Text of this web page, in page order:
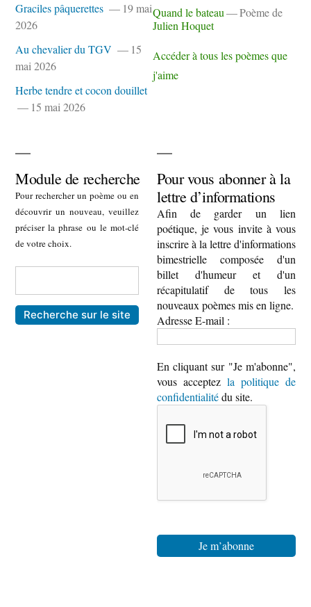
Graciles pâquerettes
19 mai
2026
Au chevalier du TGV
15
mai 2026
Herbe tendre et cocon douillet
15 mai 2026
Quand le bateau
Poème de
Julien Hoquet
Accéder à tous les poèmes que
j'aime
Module de recherche
Pour rechercher un poème ou en
découvrir un nouveau, veuillez
préciser la phrase ou le mot-clé
de votre choix.
Pour vous abonner à la
lettre d’informations
Afin de garder un lien
poétique, je vous invite à vous
inscrire à la lettre d'informations
bimestrielle composée d'un
billet d'humeur et d'un
récapitulatif de tous les
nouveaux poèmes mis en ligne.
Adresse E-mail :
En cliquant sur "Je m'abonne",
vous acceptez la politique de
confidentialitédu site.